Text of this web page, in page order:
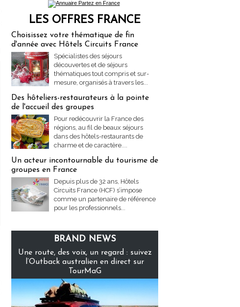
LES OFFRES FRANCE
Choisissez votre thématique de fin
d'année avec Hôtels Circuits France
Spécialistes des séjours
découvertes et de séjours
thématiques tout compris et sur-
mesure, organisés à travers les...
Des hôteliers-restaurateurs à la pointe
de l'accueil des groupes
Pour redécouvrir la France des
régions, au fil de beaux séjours
dans des hôtels-restaurants de
charme et de caractère....
Un acteur incontournable du tourisme de
groupes en France
Depuis plus de 32 ans, Hôtels
Circuits France (HCF) s’impose
comme un partenaire de référence
pour les professionnels...
BRAND NEWS
Une route, des voix, un regard : suivez
l’Outback australien en direct sur
TourMaG